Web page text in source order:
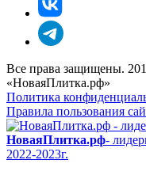
Все права защищены.
«НоваяПлитка.рф»
Политика
Правила пользования
НоваяПлитка.рф-
2022-2023г.